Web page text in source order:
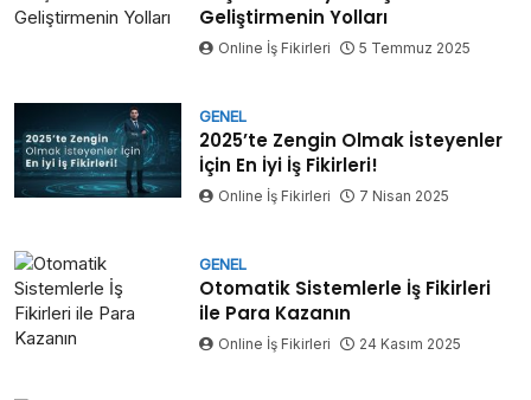
Geliştirmenin Yolları
Online İş Fikirleri 5 Temmuz 2025
GENEL
2025’te Zengin Olmak İsteyenler
İçin En İyi İş Fikirleri!
Online İş Fikirleri 7 Nisan 2025
GENEL
Otomatik Sistemlerle İş Fikirleri
ile Para Kazanın
Online İş Fikirleri 24 Kasım 2025